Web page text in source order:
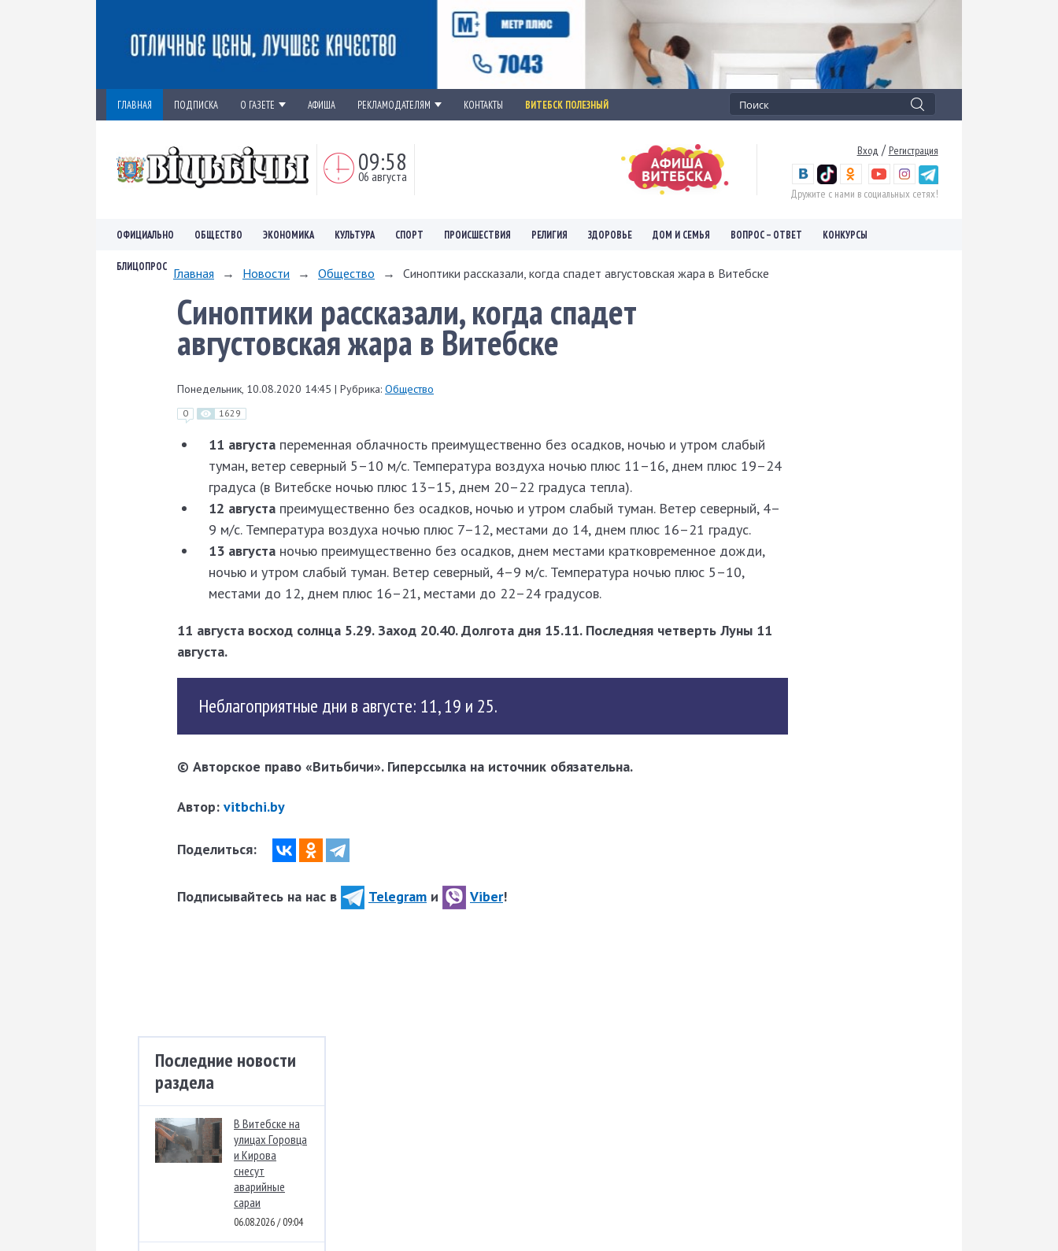
ГЛАВНАЯ ПОДПИСКА О ГАЗЕТЕ АФИША РЕКЛАМОДАТЕЛЯМ КОНТАКТЫ ВИТЕБСК ПОЛЕЗНЫЙ
09:58
06 августа
Вход / Регистрация
Дружите с нами в социальных сетях!
ОФИЦИАЛЬНО ОБЩЕСТВО ЭКОНОМИКА КУЛЬТУРА СПОРТ ПРОИСШЕСТВИЯ РЕЛИГИЯ ЗДОРОВЬЕ ДОМ И СЕМЬЯ ВОПРОС – ОТВЕТ КОНКУРСЫ
БЛИЦОПРОС Главная → Новости → Общество → Синоптики рассказали, когда спадет августовская жара в Витебске
Синоптики рассказали, когда спадет
августовская жара в Витебске
Понедельник, 10.08.2020 14:45 | Рубрика: Общество
0 1629
11 августа переменная облачность преимущественно без осадков, ночью и утром слабый
туман, ветер северный 5–10 м/с. Температура воздуха ночью плюс 11–16, днем плюс 19–24
градуса (в Витебске ночью плюс 13–15, днем 20–22 градуса тепла).
12 августа преимущественно без осадков, ночью и утром слабый туман. Ветер северный, 4–
9 м/с. Температура воздуха ночью плюс 7–12, местами до 14, днем плюс 16–21 градус.
13 августа ночью преимущественно без осадков, днем местами кратковременное дожди,
ночью и утром слабый туман. Ветер северный, 4–9 м/с. Температура ночью плюс 5–10,
местами до 12, днем плюс 16–21, мес­тами до 22–24 градусов.
11 августа восход солнца 5.29. Заход 20.40. Долгота дня 15.11. Последняя четверть Луны 11
августа.
Неблагоприятные дни в августе: 11, 19 и 25.
© Авторское право «Витьбичи». Гиперссылка на источник обязательна.
Автор: vitbchi.by
Поделиться:
Подписывайтесь на нас в Telegram и Viber!
Последние новости
раздела
В Витебске на
улицах Горовца
и Кирова
снесут
аварийные
сараи
06.08.2026 / 09:04